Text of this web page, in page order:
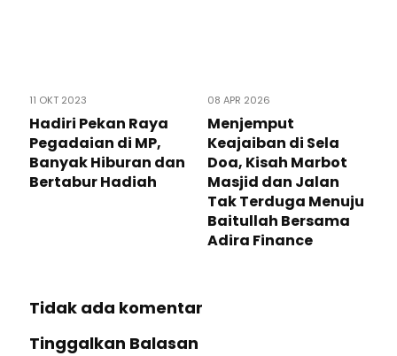
11 OKT 2023
Hadiri Pekan Raya
Pegadaian di MP,
Banyak Hiburan dan
Bertabur Hadiah
08 APR 2026
Menjemput
Keajaiban di Sela
Doa, Kisah Marbot
Masjid dan Jalan
Tak Terduga Menuju
Baitullah Bersama
Adira Finance
Tidak ada komentar
Tinggalkan Balasan